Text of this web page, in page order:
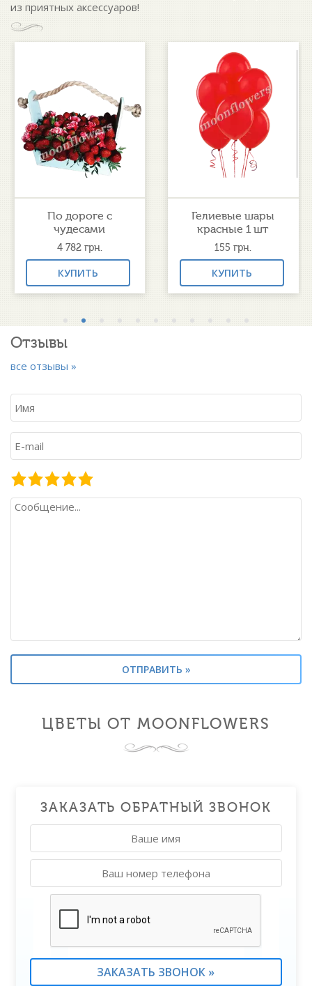
из приятных аксессуаров!
По дороге с
чудесами
4 782 грн.
КУПИТЬ
Гелиевые шары
красные 1 шт
155грн.
КУПИТЬ
Отзывы
все отзывы »
ЦВЕТЫ ОТ MOONFLOWERS
ЗАКАЗАТЬ ОБРАТНЫЙ ЗВОНОК